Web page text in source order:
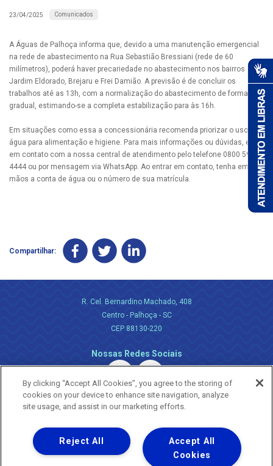
23/04/2025 Comunicados
A Águas de Palhoça informa que, devido a uma manutenção emergencial
na rede de abastecimento na Rua Sebastião Bressiani (rede de 60
milímetros), poderá haver precariedade no abastecimento nos bairros
Jardim Eldorado, Brejaru e Frei Damião. A previsão é de concluir os
trabalhos até as 13h, com a normalização do abastecimento de forma
gradual, estimando-se a completa estabilização para às 16h.
Em situações como essa a concessionária recomenda priorizar o uso da
água para alimentação e higiene. Para mais informações ou dúvidas, entre
em contato com a nossa central de atendimento pelo telefone 0800 595
4444 ou por mensagem via WhatsApp. Ao entrar em contato, tenha em
mãos a conta de água ou o número de sua matrícula.
Compartilhar:
R. Cel. Bernardino Machado, 408
Centro - Palhoça - SC
CEP 88130-220
Nossas Redes Sociais
Uma empresa
Copyright ® 2026 - Todos os Direitos Reservados.
By clicking “Accept All Cookies”, you agree to the storing of
cookies on your device to enhance site navigation, analyze
site usage, and assist in our marketing efforts.
Accept All
Cookies
Reject All